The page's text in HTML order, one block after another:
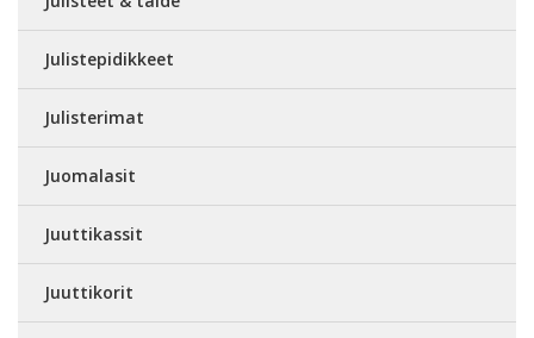
Julistepidikkeet
Julisterimat
Juomalasit
Juuttikassit
Juuttikorit